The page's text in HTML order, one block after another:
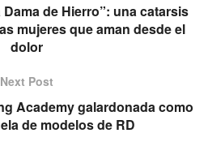
de Hierro”: una catarsis
mujeres que aman desde el
dolor
Next Post
Academy galardonada como
de modelos de RD